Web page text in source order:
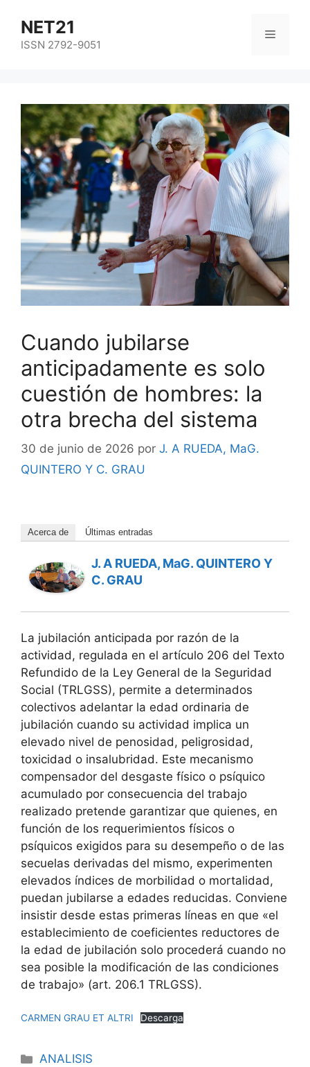
NET21
ISSN 2792-9051
Cuando jubilarse
anticipadamente es solo
cuestión de hombres: la
otra brecha del sistema
30 de junio de 2026 por J. A RUEDA, MaG.
QUINTERO Y C. GRAU
Acerca de Últimas entradas
J. A RUEDA, MaG. QUINTERO Y
C. GRAU
La jubilación anticipada por razón de la
actividad, regulada en el artículo 206 del Texto
Refundido de la Ley General de la Seguridad
Social (TRLGSS), permite a determinados
colectivos adelantar la edad ordinaria de
jubilación cuando su actividad implica un
elevado nivel de penosidad, peligrosidad,
toxicidad o insalubridad. Este mecanismo
compensador del desgaste físico o psíquico
acumulado por consecuencia del trabajo
realizado pretende garantizar que quienes, en
función de los requerimientos físicos o
psíquicos exigidos para su desempeño o de las
secuelas derivadas del mismo, experimenten
elevados índices de morbilidad o mortalidad,
puedan jubilarse a edades reducidas. Conviene
insistir desde estas primeras líneas en que «el
establecimiento de coeficientes reductores de
la edad de jubilación solo procederá cuando no
sea posible la modificación de las condiciones
de trabajo» (art. 206.1 TRLGSS).
CARMEN GRAU ET ALTRI Descarga
ANALISIS